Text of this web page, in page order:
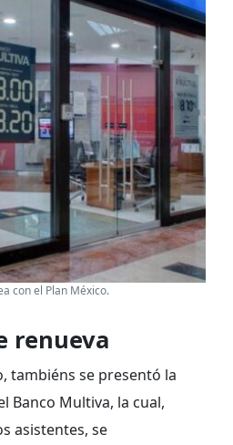
con el Plan México.
renueva
tambiéns se presentó la
Banco Multiva, la cual,
asistentes, se